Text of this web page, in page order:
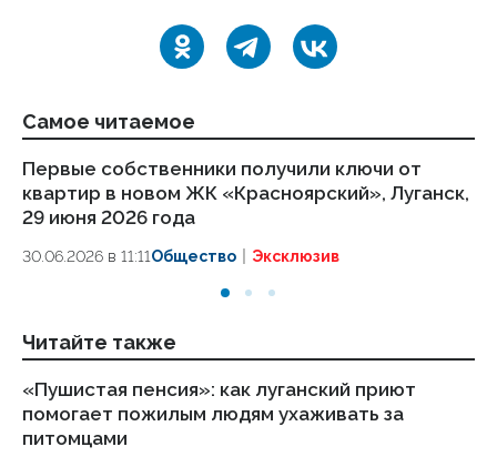
Самое читаемое
Первые собственники получили ключи от
квартир в новом ЖК «Красноярский», Луганск,
29 июня 2026 года
30.06.2026 в 11:11Общество Эксклюзив
Читайте также
«Пушистая пенсия»: как луганский приют
помогает пожилым людям ухаживать за
питомцами